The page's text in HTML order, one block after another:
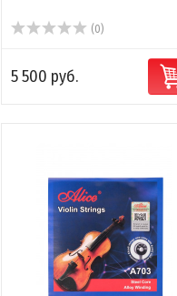
(0)
5 500 руб.